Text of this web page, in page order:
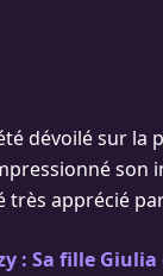
dévoilé sur la
son
très apprécié
: Sa fille